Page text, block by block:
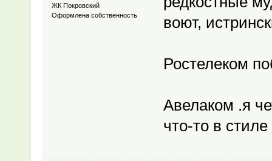
ЖК Покровский
Оформлена собственность
воют,
Ростелеком
Авелаком .я
что-то в